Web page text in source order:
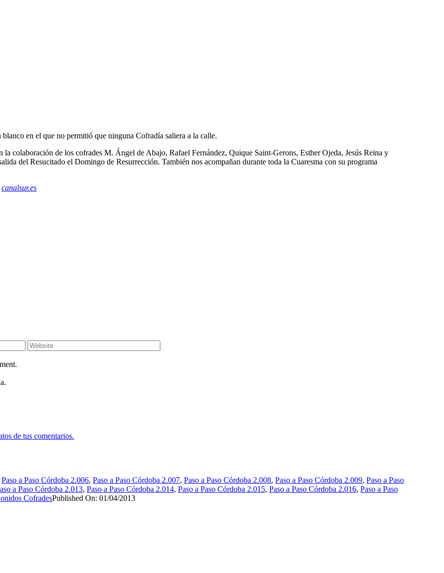
en el que no permitió que ninguna Cofradía saliera a la calle.
colaboración de los cofrades M. Ángel de Abajo, Rafael Fernández, Quique Saint-Gerons, Esther Ojeda, Jesús Reina y
del Resucitado el Domingo de Resurrección. También nos acompañan durante toda la Cuaresma con su programa
canalsur.es
de tus comentarios.
Paso a Paso Córdoba 2.006,Paso a Paso Córdoba 2.007,Paso a Paso Córdoba 2.008,Paso a Paso Córdoba 2.009,Paso a Paso
a Paso Córdoba 2.013,Paso a Paso Córdoba 2.014,Paso a Paso Córdoba 2.015,Paso a Paso Córdoba 2.016,Paso a Paso
CofradesPublished On: 01/04/2013